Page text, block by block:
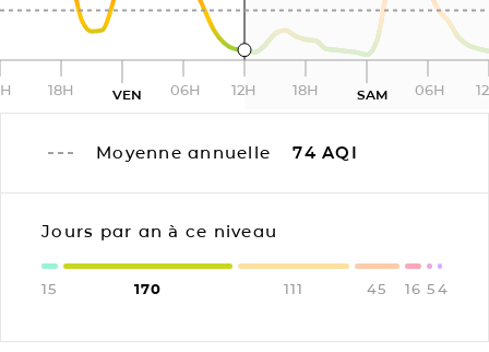
18H VEN 06H 12H 18H SAM 06H
Moyenne annuelle 74 AQI
Jours par an à ce niveau
15 170 111 45 16 54